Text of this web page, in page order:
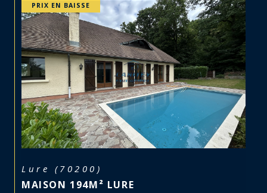
PRIX EN BAISSE
Lure (70200)
MAISON 194M² LURE